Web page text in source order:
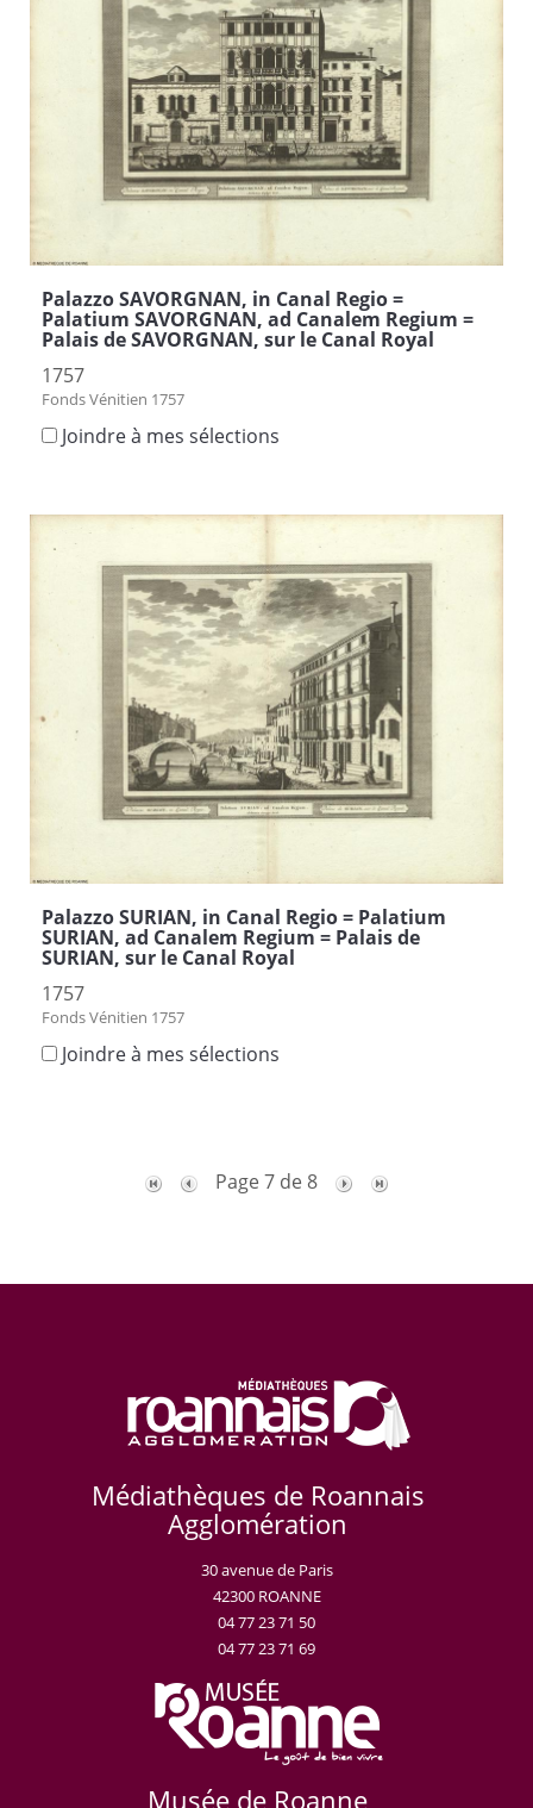
Palazzo SAVORGNAN, in Canal Regio =
Palatium SAVORGNAN, ad Canalem Regium =
Palais de SAVORGNAN, sur le Canal Royal
1757
Fonds Vénitien 1757
Joindre à mes sélections
Palazzo SURIAN, in Canal Regio = Palatium
SURIAN, ad Canalem Regium = Palais de
SURIAN, sur le Canal Royal
1757
Fonds Vénitien 1757
Joindre à mes sélections
Page 7 de 8
Médiathèques de Roannais
Agglomération
30 avenue de Paris
42300 ROANNE
04 77 23 71 50
04 77 23 71 69
Musée de Roanne